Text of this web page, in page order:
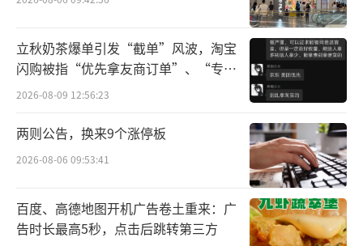
场景体验、优化产品结构，持续打造更沉浸式
的逛购体验和更具“质价比”的行业爆款产
品。
会上，双方联合发布领航系列油烟机新品8
3K8，进一步扩充新质家电换新矩阵。据介绍，
该款油烟机新品拥有24m³/min的爆炒风量，能
快速拢吸油烟从而实现清爽烹饪，超薄平嵌的
设计可以完美“隐入”橱柜以释放更多厨房空
间，兼具了实用与美观。
立秋奶茶爆单引发“截单”风波，淘宝
闪购被指“优先拿友商订单”、“专挑
贵的拿”
2026-08-09 12:56:23
两则公告，换来9个涨停板
2026-08-06 09:53:41
百度、高德地图开机广告卷土重来：广
告时长最高5秒，点击后跳转第三方